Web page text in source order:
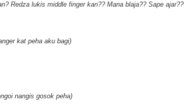
Redza lukis middle finger kan?? Mana blaja?? Sape ajar??
kat peha aku bagi)
nangis gosok peha)